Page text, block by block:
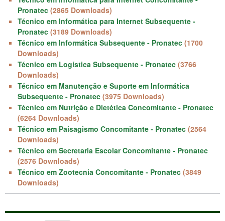
Pronatec (2865 Downloads)
Técnico em Informática para Internet Subsequente -
Pronatec (3189 Downloads)
Técnico em Informática Subsequente - Pronatec (1700
Downloads)
Técnico em Logística Subsequente - Pronatec (3766
Downloads)
Técnico em Manutenção e Suporte em Informática
Subsequente - Pronatec (3975 Downloads)
Técnico em Nutrição e Dietética Concomitante - Pronatec
(6264 Downloads)
Técnico em Paisagismo Concomitante - Pronatec (2564
Downloads)
Técnico em Secretaria Escolar Concomitante - Pronatec
(2576 Downloads)
Técnico em Zootecnia Concomitante - Pronatec (3849
Downloads)